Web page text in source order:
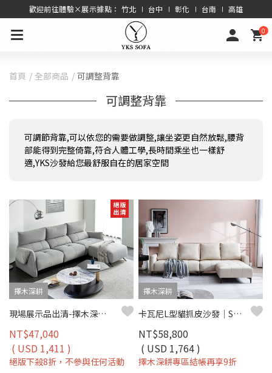
歡迎前往體驗×展示據點： 竹北 ∣ 台中 ∣ 彰化 ∣ 台南 ∣ 高雄
0
首頁 全部商品 可調整背靠
可調整背靠
可調節背靠,可以依您的需要做調整,讓坐姿更自然放鬆,腰背
部能得到完整倚靠,符合人體工學,長時間乘坐也一樣舒
適,YKS沙發給您最舒服自在的居家空間
擇木深耕
現場展示品出清-擇木深耕-米菲L型貓抓布沙發
NT$47,040
( USD 1,411 )
絕版下殺8折，不參與任何活動
擇木深耕
卡瓦尼L型貓抓皮沙發｜SGS貓抓皮×獨立筒坐墊×可移動背靠 – 擇木深耕
NT$58,800
( USD 1,764 )
擇木深耕專區結帳再享9折